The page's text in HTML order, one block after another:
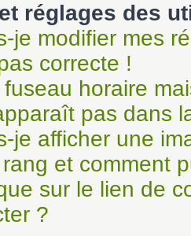
réglages des
je modifier mes
correcte !
fuseau horaire
pas dans
je afficher une
et comment
sur le lien de
?